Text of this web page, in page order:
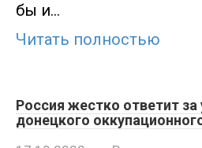
бы и…
Читать полностью
Россия жестко ответит
донецкого